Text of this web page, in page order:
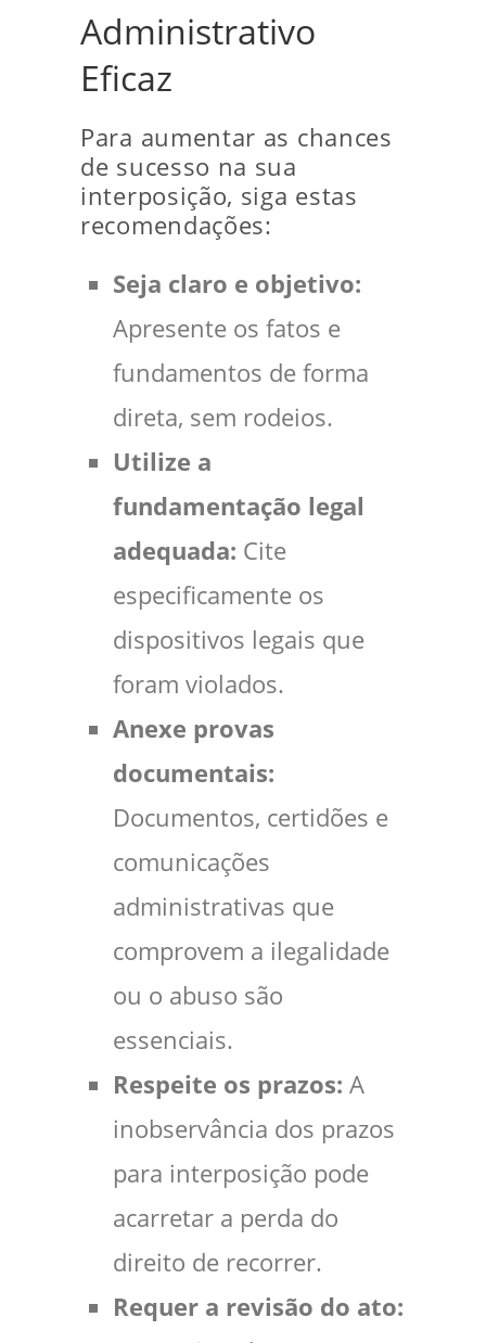
Administrativo
Eficaz
Para aumentar as chances
de sucesso na sua
interposição, siga estas
recomendações:
Seja claro e objetivo:
Apresente os fatos e
fundamentos de forma
direta, sem rodeios.
Utilize a
fundamentação legal
adequada: Cite
especificamente os
dispositivos legais que
foram violados.
Anexe provas
documentais:
Documentos, certidões e
comunicações
administrativas que
comprovem a ilegalidade
ou o abuso são
essenciais.
Respeite os prazos: A
inobservância dos prazos
para interposição pode
acarretar a perda do
direito de recorrer.
Requer a revisão do ato: